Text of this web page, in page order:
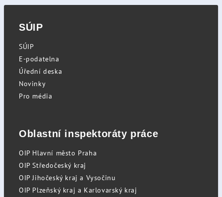
SÚIP
SÚIP
E-podatelna
Úřední deska
Novinky
Pro média
Oblastní inspektoráty práce
OIP Hlavní město Praha
OIP Středočeský kraj
OIP Jihočeský kraj a Vysočinu
OIP Plzeňský kraj a Karlovarský kraj